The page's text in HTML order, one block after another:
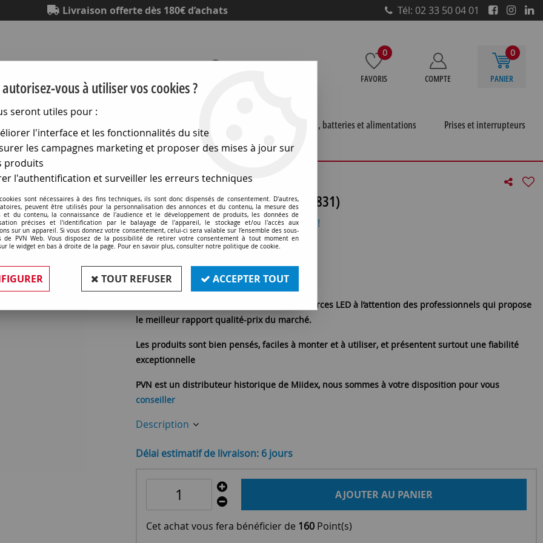
Livraison offerte dès 180€ d’achats Tél: 02 33 50 04 01
0
FAVORIS COMPTE
0
PANIER
Piles, batteries et alimentations
Prises et interrupteurs
>Profiles >PROFILE PLAT POUR RUBAN LED (9831)
PROFILE PLAT POUR RUBAN LED (9831)
Soyez le premier à donner votre avis !
16,90€TTC
Réf. :MII9831
est un fabricant de luminaires et sources LED à l’attention des professionnels qui propose
le meilleur rapport qualité-prix du marché.
Les produits sont bien pensés, faciles à monter et à utiliser, et présentent surtout une fiabilité
exceptionnelle
PVN est un distributeur historique de Miidex, nous sommes à votre disposition pour vous
conseiller
Description
Délai estimatif de livraison: 6 jours
AJOUTER AU PANIER
Cet achat vous fera bénéficier de 160 Point(s)
vous à utiliser vos cookies ?
seront utiles pour :
l'interface et les fonctionnalités du site
les campagnes marketing et proposer des mises à jour sur
produits
l'authentification et surveiller les erreurs techniques
sont nécessaires à des fins techniques, ils sont donc dispensés de consentement. D'autres,
peuvent être utilisés pour la personnalisation des annonces et du contenu, la mesure des
et du contenu, la connaissance de l'audience et le développement de produits, les données de
précises et l'identification par le balayage de l'appareil, le stockage et/ou l'accès aux
sur un appareil. Si vous donnez votre consentement, celui-ci sera valable sur l’ensemble des sous-
de PVN Web. Vous disposez de la possibilité de retirer votre consentement à tout moment en
le widget en bas à droite de la page. Pour en savoir plus, consulter notre politique de cookie.
TOUT REFUSER ACCEPTER TOUT